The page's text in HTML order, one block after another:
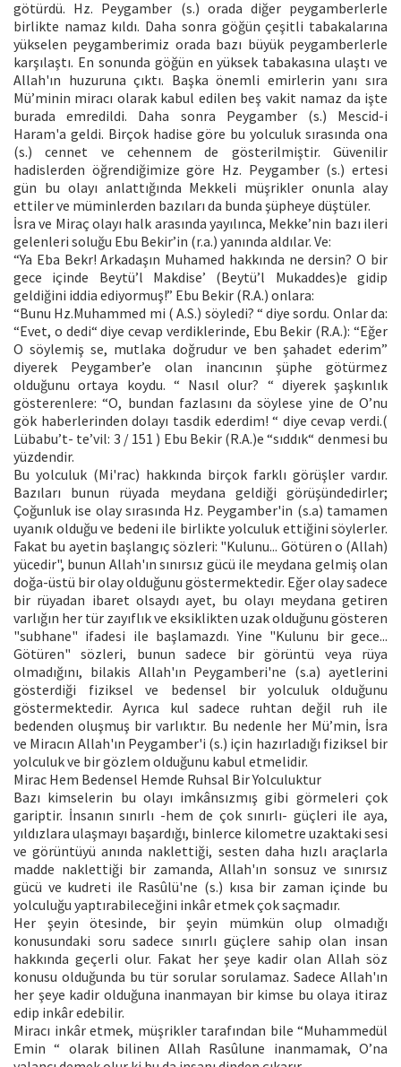
götürdü. Hz. Peygamber (s.) orada diğer peygamberlerle
birlikte namaz kıldı. Daha sonra göğün çeşitli tabakalarına
yükselen peygamberimiz orada bazı büyük peygamberlerle
karşılaştı. En sonunda göğün en yüksek tabakasına ulaştı ve
Allah'ın huzuruna çıktı. Başka önemli emirlerin yanı sıra
Mü’minin miracı olarak kabul edilen beş vakit namaz da işte
burada emredildi. Daha sonra Peygamber (s.) Mescid-i
Haram'a geldi. Birçok hadise göre bu yolculuk sırasında ona
(s.) cennet ve cehennem de gösterilmiştir. Güvenilir
hadislerden öğrendiğimize göre Hz. Peygamber (s.) ertesi
gün bu olayı anlattığında Mekkeli müşrikler onunla alay
ettiler ve müminlerden bazıları da bunda şüpheye düştüler.
İsra ve Miraç olayı halk arasında yayılınca, Mekke’nin bazı ileri
gelenleri soluğu Ebu Bekir’in (r.a.) yanında aldılar. Ve:
“Ya Eba Bekr! Arkadaşın Muhamed hakkında ne dersin? O bir
gece içinde Beytü’l Makdise’ (Beytü’l Mukaddes)e gidip
geldiğini iddia ediyormuş!” Ebu Bekir (R.A.) onlara:
“Bunu Hz.Muhammed mi ( A.S.) söyledi? “ diye sordu. Onlar da:
“Evet, o dedi“ diye cevap verdiklerinde, Ebu Bekir (R.A.): “Eğer
O söylemiş se, mutlaka doğrudur ve ben şahadet ederim”
diyerek Peygamber’e olan inancının şüphe götürmez
olduğunu ortaya koydu. “ Nasıl olur? “ diyerek şaşkınlık
gösterenlere: “O, bundan fazlasını da söylese yine de O’nu
gök haberlerinden dolayı tasdik ederdim! “ diye cevap verdi.(
Lübabu’t- te’vil: 3 / 151 ) Ebu Bekir (R.A.)e “sıddık“ denmesi bu
yüzdendir.
Bu yolculuk (Mi'rac) hakkında birçok farklı görüşler vardır.
Bazıları bunun rüyada meydana geldiği görüşündedirler;
Çoğunluk ise olay sırasında Hz. Peygamber'in (s.a) tamamen
uyanık olduğu ve bedeni ile birlikte yolculuk ettiğini söylerler.
Fakat bu ayetin başlangıç sözleri: "Kulunu... Götüren o (Allah)
yücedir", bunun Allah'ın sınırsız gücü ile meydana gelmiş olan
doğa-üstü bir olay olduğunu göstermektedir. Eğer olay sadece
bir rüyadan ibaret olsaydı ayet, bu olayı meydana getiren
varlığın her tür zayıflık ve eksiklikten uzak olduğunu gösteren
"subhane" ifadesi ile başlamazdı. Yine "Kulunu bir gece...
Götüren" sözleri, bunun sadece bir görüntü veya rüya
olmadığını, bilakis Allah'ın Peygamberi'ne (s.a) ayetlerini
gösterdiği fiziksel ve bedensel bir yolculuk olduğunu
göstermektedir. Ayrıca kul sadece ruhtan değil ruh ile
bedenden oluşmuş bir varlıktır. Bu nedenle her Mü’min, İsra
ve Miracın Allah'ın Peygamber'i (s.) için hazırladığı fiziksel bir
yolculuk ve bir gözlem olduğunu kabul etmelidir.
Mirac Hem Bedensel Hemde Ruhsal Bir Yolculuktur
Bazı kimselerin bu olayı imkânsızmış gibi görmeleri çok
gariptir. İnsanın sınırlı -hem de çok sınırlı- güçleri ile aya,
yıldızlara ulaşmayı başardığı, binlerce kilometre uzaktaki sesi
ve görüntüyü anında naklettiği, sesten daha hızlı araçlarla
madde naklettiği bir zamanda, Allah'ın sonsuz ve sınırsız
gücü ve kudreti ile Rasûlü'ne (s.) kısa bir zaman içinde bu
yolculuğu yaptırabileceğini inkâr etmek çok saçmadır.
Her şeyin ötesinde, bir şeyin mümkün olup olmadığı
konusundaki soru sadece sınırlı güçlere sahip olan insan
hakkında geçerli olur. Fakat her şeye kadir olan Allah söz
konusu olduğunda bu tür sorular sorulamaz. Sadece Allah'ın
her şeye kadir olduğuna inanmayan bir kimse bu olaya itiraz
edip inkâr edebilir.
Miracı inkâr etmek, müşrikler tarafından bile “Muhammedül
Emin “ olarak bilinen Allah Rasûlune inanmamak, O’na